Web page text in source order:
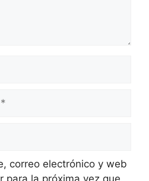
correo electrónico y web